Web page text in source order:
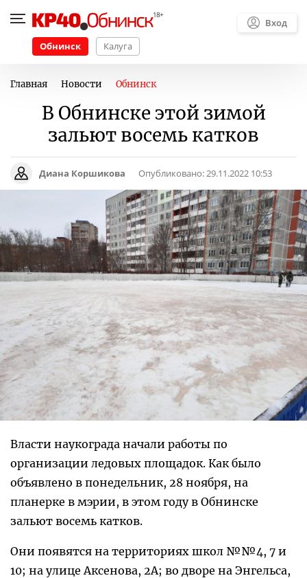
Обнинск Калуга
Вход
Главная Новости Обнинск
В Обнинске этой зимой
зальют восемь катков
Диана Коршикова Опубликовано:29.11.2022 10:53
Власти наукограда начали работы по
организации ледовых площадок. Как было
объявлено в понедельник, 28 ноября, на
планерке в мэрии, в этом году в Обнинске
зальют восемь катков.
Они появятся на территориях школ №№4, 7 и
10; на улице Аксенова, 2А; во дворе на Энгельса,